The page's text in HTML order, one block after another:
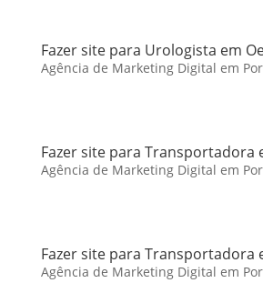
Fazer site para Urologista em
Agência de Marketing Digital em
Fazer site para Transportadora
Agência de Marketing Digital em
Fazer site para Transportadora
Agência de Marketing Digital em